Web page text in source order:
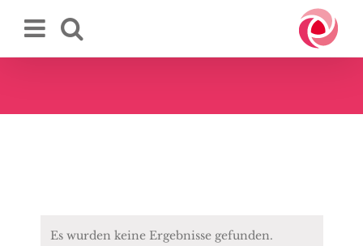
Inhalt
Es wurden keine Ergebnisse gefunden.